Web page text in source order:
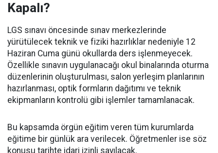
Kapalı?
LGS sınavı öncesinde sınav merkezlerinde
yürütülecek teknik ve fiziki hazırlıklar nedeniyle 12
Haziran Cuma günü okullarda ders işlenmeyecek.
Özellikle sınavın uygulanacağı okul binalarında oturma
düzenlerinin oluşturulması, salon yerleşim planlarının
hazırlanması, optik formların dağıtımı ve teknik
ekipmanların kontrolü gibi işlemler tamamlanacak.
Bu kapsamda örgün eğitim veren tüm kurumlarda
eğitime bir günlük ara verilecek. Öğretmenler ise söz
konusu tarihte idari izinli sayılacak.